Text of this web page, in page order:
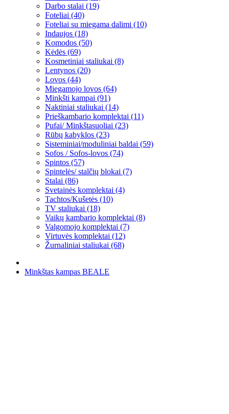
Darbo stalai (19)
Foteliai (40)
Foteliai su miegama dalimi (10)
Indaujos (18)
Komodos (50)
Kėdės (69)
Kosmetiniai staliukai (8)
Lentynos (20)
Lovos (44)
Miegamojo lovos (64)
Minkšti kampai (91)
Naktiniai staliukai (14)
Prieškambario komplektai (11)
Pufai/ Minkštasuoliai (23)
Rūbų kabyklos (23)
Sisteminiai/moduliniai baldai (59)
Sofos / Sofos-lovos (74)
Spintos (57)
Spintelės/ stalčių blokai (7)
Stalai (86)
Svetainės komplektai (4)
Tachtos/Kušetės (10)
TV staliukai (18)
Vaikų kambario komplektai (8)
Valgomojo komplektai (7)
Virtuvės komplektai (12)
Žurnaliniai staliukai (68)
Minkštas kampas BEALE